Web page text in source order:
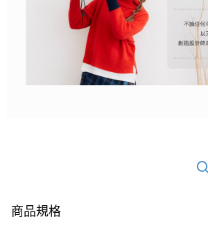
商品規格